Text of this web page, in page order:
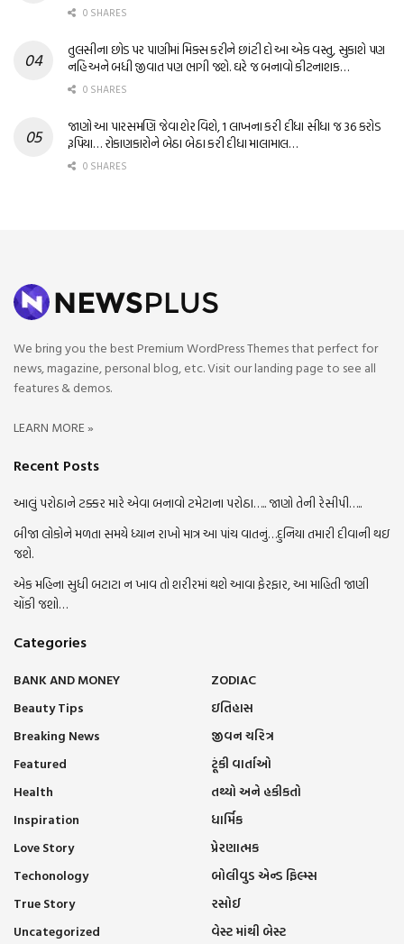
0 SHARES
તુલસીના છોડ પર પાણીમાં મિક્સ કરીને છાંટી દો આ એક વસ્તુ, સુકાશે પણ
નહિ અને બધી જીવાત પણ ભાગી જશે. ઘરે જ બનાવો કીટનાશક…
0 SHARES
જાણો આ પારસમણિ જેવા શેર વિશે, 1 લાખના કરી દીધા સીધા જ 36 કરોડ
રૂપિયા… રોકાણકારોને બેઠા બેઠા કરી દીધા માલામાલ…
0 SHARES
We bring you the best Premium WordPress Themes that perfect for
news, magazine, personal blog, etc. Visit our landing page to see all
features & demos.
LEARN MORE »
Recent Posts
આલું પરોઠાને ટક્કર મારે એવા બનાવો ટમેટાના પરોઠા….. જાણો તેની રેસીપી…..
બીજા લોકોને મળતા સમયે ધ્યાન રાખો માત્ર આ પાંચ વાતનું…દુનિયા તમારી દીવાની થઇ
જશે.
એક મહિના સુધી બટાટા ન ખાવ તો શરીરમાં થશે આવા ફેરફાર, આ માહિતી જાણી
ચોંકી જશો…
Categories
BANK AND MONEY
Beauty Tips
Breaking News
Featured
Health
Inspiration
Love Story
Techonology
True Story
Uncategorized
ZODIAC
ઇતિહાસ
જીવન ચરિત્ર
ટૂંકી વાર્તાઓ
તથ્યો અને હકીકતો
ધાર્મિક
પ્રેરણાત્મક
બોલીવુડ એન્ડ ફિલ્મ્સ
રસોઈ
વેસ્ટ માંથી બેસ્ટ